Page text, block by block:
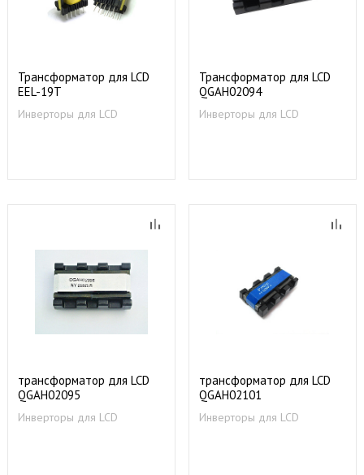
Трансформатор для LCD
EEL-19T
Инверторы для LCD
Трансформатор для LCD
QGAH02094
Инверторы для LCD
трансформатор для LCD
QGAH02095
Инверторы для LCD
трансформатор для LCD
QGAH02101
Инверторы для LCD